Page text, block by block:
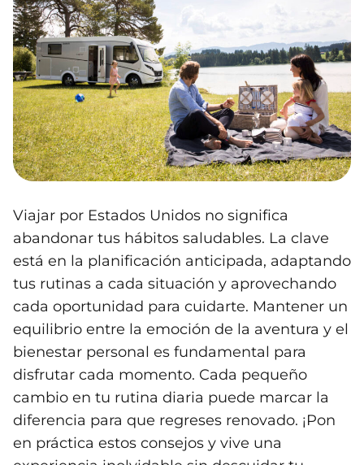
Viajar por Estados Unidos no significa
abandonar tus hábitos saludables. La clave
está en la planificación anticipada, adaptando
tus rutinas a cada situación y aprovechando
cada oportunidad para cuidarte. Mantener un
equilibrio entre la emoción de la aventura y el
bienestar personal es fundamental para
disfrutar cada momento. Cada pequeño
cambio en tu rutina diaria puede marcar la
diferencia para que regreses renovado. ¡Pon
en práctica estos consejos y vive una